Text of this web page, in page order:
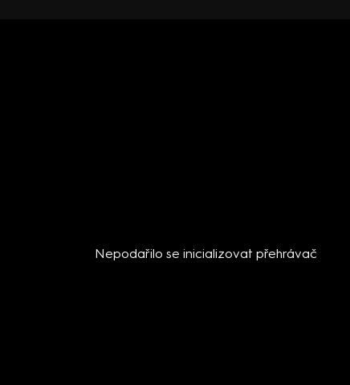
Nepodařilo se inicializovat přehrávač